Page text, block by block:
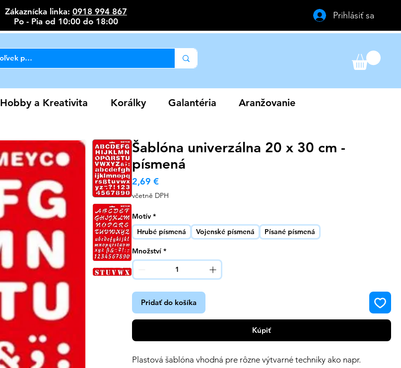
Zákaznícka linka: 0918 994 867
Po - Pia od 10:00 do 18:00
Prihlásiť sa
Hobby a Kreativita Korálky Galantéria Aranžovanie
Šablóna univerzálna 20 x 30 cm -
písmená
2,69 €Cena
včetně DPH
Motív *
Hrubé písmená
Vojenské písmená Písané písmená
Množství *
Pridať do košíka
Kúpiť
Plastová šablóna vhodná pre rôzne výtvarné techniky ako napr.